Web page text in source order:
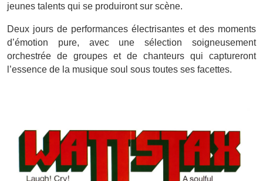
jeunes talents qui se produiront sur scène.
Deux jours de performances électrisantes et des moments
d’émotion pure, avec une sélection soigneusement
orchestrée de groupes et de chanteurs qui captureront
l’essence de la musique soul sous toutes ses facettes.